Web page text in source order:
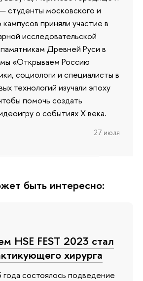
студенты московского и
кампусов приняли участие в
исследовательской
Древней Руси в
«Открываем Россию
социологи и специалисты в
технологий изучали эпоху
помочь создать
о событиях X века.
27 июля
быть интересно:
HSE FEST 2023 стал
хирурга
состоялось подведение